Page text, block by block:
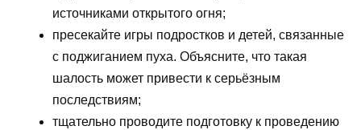
источниками открытого огня;
пресекайте игры подростков и детей, связанные
с поджиганием пуха. Объясните, что такая
шалость может привести к серьёзным
последствиям;
тщательно проводите подготовку к проведению